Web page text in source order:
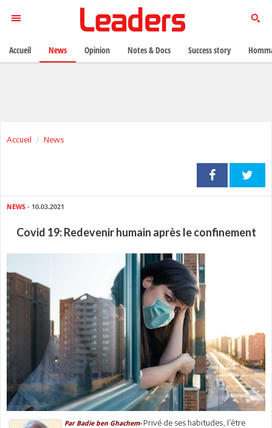
Accueil News
NEWS - 10.03.2021
Covid 19: Redevenir humain après le confinement
Par Badie ben Ghachem- Privé de ses habitudes, l’être
Accueil News Opinion Notes & Docs Success story